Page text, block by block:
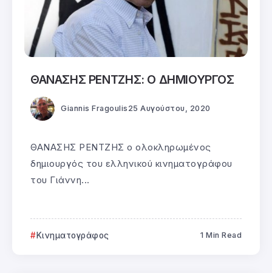
ΘΑΝΑΣΗΣ ΡΕΝΤΖΗΣ: Ο ΔΗΜΙΟΥΡΓΟΣ
Giannis Fragoulis 25 Αυγούστου, 2020
ΘΑΝΑΣΗΣ ΡΕΝΤΖΗΣ ο ολοκληρωμένος
δημιουργός του ελληνικού κινηματογράφου
του Γιάννη...
Κινηματογράφος 1 Min Read